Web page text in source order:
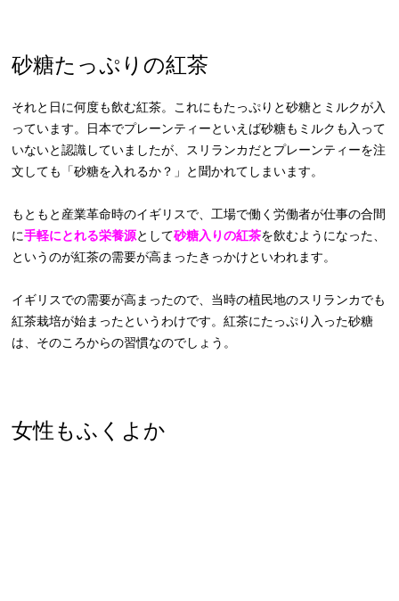
砂糖たっぷりの紅茶
それと日に何度も飲む紅茶。これにもたっぷりと砂糖とミルクが入
っています。日本でプレーンティーといえば砂糖もミルクも入って
いないと認識していましたが、スリランカだとプレーンティーを注
文しても「砂糖を入れるか？」と聞かれてしまいます。
もともと産業革命時のイギリスで、工場で働く労働者が仕事の合間
に手軽にとれる栄養源として砂糖入りの紅茶を飲むようになった、
というのが紅茶の需要が高まったきっかけといわれます。
イギリスでの需要が高まったので、当時の植民地のスリランカでも
紅茶栽培が始まったというわけです。紅茶にたっぷり入った砂糖
は、そのころからの習慣なのでしょう。
女性もふくよか